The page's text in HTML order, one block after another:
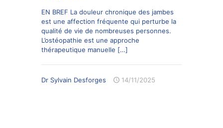
EN BREF La douleur chronique des jambes
est une affection fréquente qui perturbe la
qualité de vie de nombreuses personnes.
L’ostéopathie est une approche
thérapeutique manuelle […]
Dr Sylvain Desforges 14/11/2025